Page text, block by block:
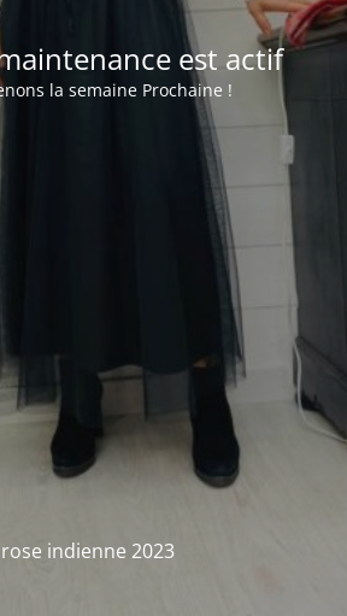
est actif
la semaine Prochaine !
indienne 2023